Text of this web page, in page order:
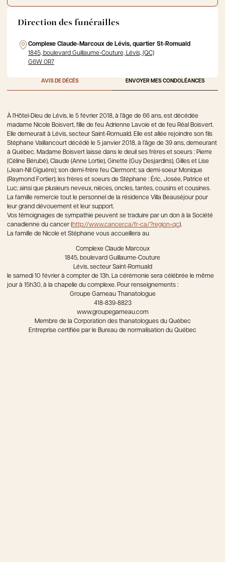
Direction des funérailles
Complexe Claude-Marcoux de Lévis, quartier St-Romuald
1845, boulevard Guillaume-Couture, Lévis, (QC)
G6W 0R7
AVIS DE DÉCÈS ENVOYER MES CONDOLÉANCES
À l’Hôtel-Dieu de Lévis, le 5 février 2018, à l’âge de 66 ans, est décédée
madame Nicole Boisvert, fille de feu Adrienne Lavoie et de feu Réal Boisvert.
Elle demeurait à Lévis, secteur Saint-Romuald. Elle est allée rejoindre son fils
Stéphane Vaillancourt décédé le 5 janvier 2018, à l’âge de 39 ans, demeurant
à Québec. Madame Boisvert laisse dans le deuil ses frères et soeurs : Pierre
(Céline Bérubé), Claude (Anne Lortie), Ginette (Guy Desjardins), Gilles et Lise
(Jean-Nil Giguère); son demi-frère feu Clermont; sa demi-soeur Monique
(Raymond Fortier); les frères et soeurs de Stéphane : Éric, Josée, Patrice et
Luc; ainsi que plusieurs neveux, nièces, oncles, tantes, cousins et cousines.
La famille remercie tout le personnel de la résidence Villa Beauséjour pour
leur grand dévouement et leur support.
Vos témoignages de sympathie peuvent se traduire par un don à la Société
canadienne du cancer (http://www.cancer.ca/fr-ca/?region=qc).
La famille de Nicole et Stéphane vous accueillera au
Complexe Claude Marcoux
1845, boulevard Guillaume-Couture
Lévis, secteur Saint-Romuald
le samedi 10 février à compter de 13h. La cérémonie sera célébrée le même
jour à 15h30, à la chapelle du complexe. Pour renseignements :
Groupe Garneau Thanatologue
418-839-8823
www.groupegarneau.com
Membre de la Corporation des thanatologues du Québec
Entreprise certifiée par le Bureau de normalisation du Québec